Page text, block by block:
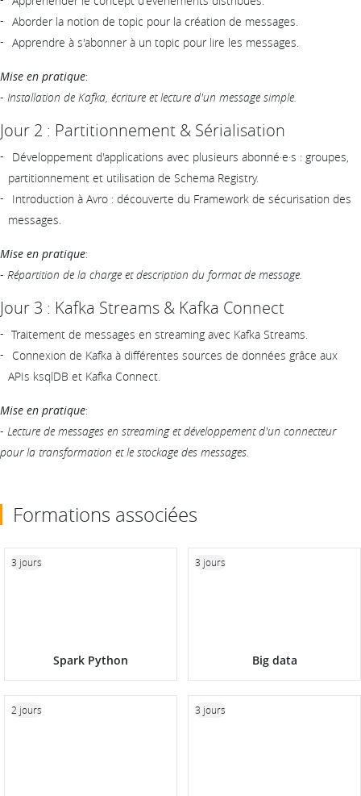
Aborder la notion de topic pour la création de messages.
Apprendre à s'abonner à un topic pour lire les messages.
Mise en pratique:
- Installation de Kafka, écriture et lecture d'un message simple.
Jour 2 : Partitionnement & Sérialisation
Développement d'applications avec plusieurs abonné·e·s : groupes,
partitionnement et utilisation de Schema Registry.
Introduction à Avro : découverte du Framework de sécurisation des
messages.
Mise en pratique:
- Répartition de la charge et description du format de message.
Jour 3 : Kafka Streams & Kafka Connect
Traitement de messages en streaming avec Kafka Streams.
Connexion de Kafka à différentes sources de données grâce aux
APIs ksqlDB et Kafka Connect.
Mise en pratique:
- Lecture de messages en streaming et développement d'un connecteur
pour la transformation et le stockage des messages.
Formations associées
Spark Python
3 jours
Big data
3 jours
2 jours 3 jours